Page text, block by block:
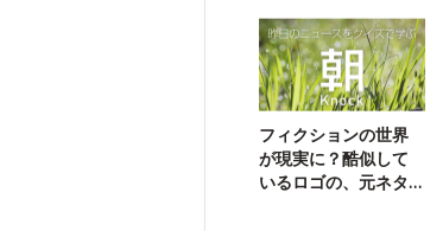
フィクションの世界
が現実に？酷似して
いるロゴの、元ネタ